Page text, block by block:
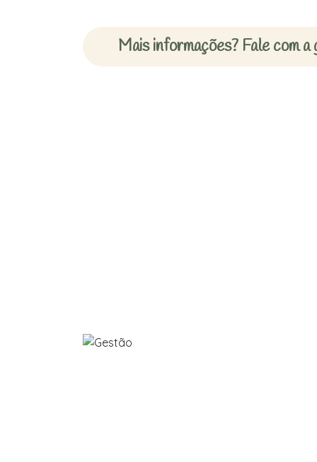
Mais informações? Fale com a